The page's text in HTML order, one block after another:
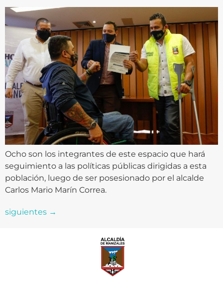
Ocho son los integrantes de este espacio que hará
seguimiento a las políticas públicas dirigidas a esta
población, luego de ser posesionado por el alcalde
Carlos Mario Marín Correa.
siguientes →